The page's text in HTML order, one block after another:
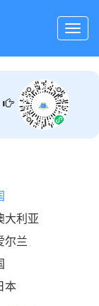
大利亚
尔兰
本